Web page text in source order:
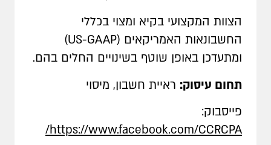
הצוות המקצועי בקיא ומצוי בכללי
החשבונאות האמריקאים (US-GAAP)
ומתעדכן באופן שוטף בשינויים החלים בהם.
תחום עיסוק: ראיית חשבון, מיסוי
פייסבוק:
https://www.facebook.com/CCRCPA/